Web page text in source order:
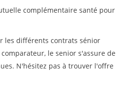
complémentaire santé pour
les différents contrats sénior
le senior s'assure de
N'hésitez pas à trouver l'offre